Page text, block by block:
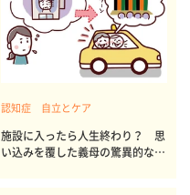
認知症 自立とケア
施設に入ったら人生終わり？ 思
い込みを覆した義母の驚異的な回